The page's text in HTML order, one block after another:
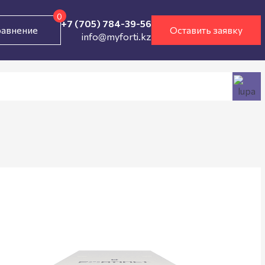
0
+7 (705) 784-39-56
info@myforti.kz
Оставить заявку